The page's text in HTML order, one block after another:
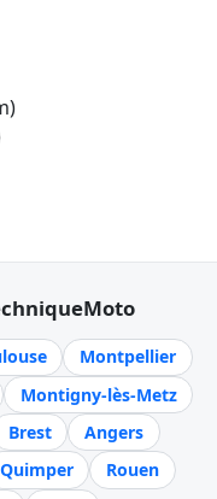
Montpellier
Montigny-lès-Metz
Brest
Angers
Quimper
Rouen